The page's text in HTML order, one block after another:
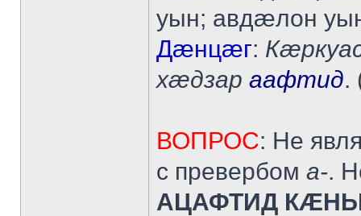
уын; авдæлон
Дæнцæг:
хæдзар аафтид.
ВОПРОС: Не
с превербом а-.
АЦАФТИД